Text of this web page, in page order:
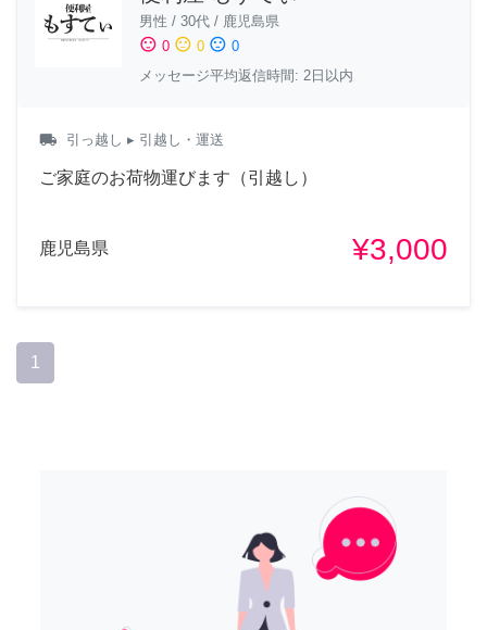
男性 / 30代 / 鹿児島県
sentiment_satisfied 0 sentiment_neutral 0 sentiment_dissatisfied 0
メッセージ平均返信時間: 2日以内
local_shipping 引っ越し ▸ 引越し・運送
ご家庭のお荷物運びます（引越し）
鹿児島県 ¥3,000
1